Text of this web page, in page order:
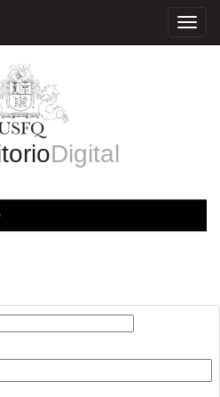
Digital